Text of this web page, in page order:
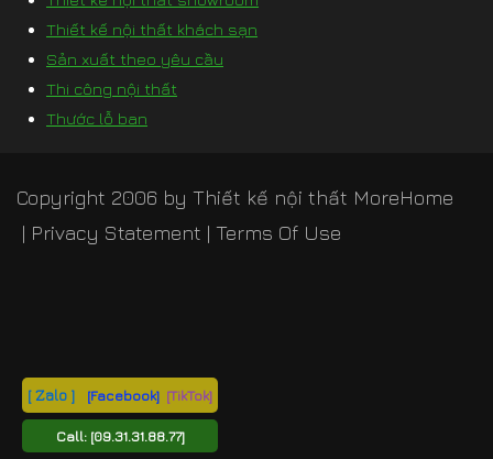
[ Zalo ] [Facebook] [TikTok]
Call: [09.31.31.88.77]
Thiết kế nội thất khách sạn
Sản xuất theo yêu cầu
Thi công nội thất
Thước lỗ ban
Copyright 2006 by Thiết kế nội thất MoreHome
| Privacy Statement | Terms Of Use